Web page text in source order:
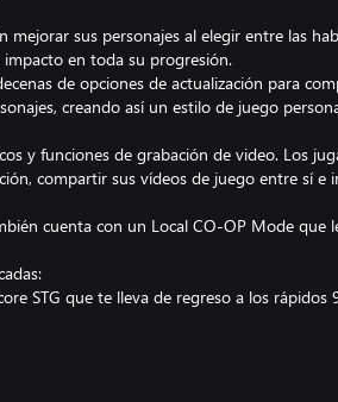
mejorar sus personajes al elegir entre las
en toda su progresión.
de opciones de actualización para
creando así un estilo de juego
y funciones de grabación de video. Los
compartir sus vídeos de juego entre sí e
cuenta con un Local CO-OP Mode que
STG que te lleva de regreso a los rápidos
a 3D en la animación 2D.